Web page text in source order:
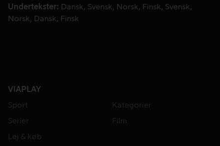
Undertekster
Dansk Svensk Norsk Finsk
Svensk
Norsk
Dansk Finsk
VIAPLAY
Sport
Kategorier
Serier
Film
Lej & køb